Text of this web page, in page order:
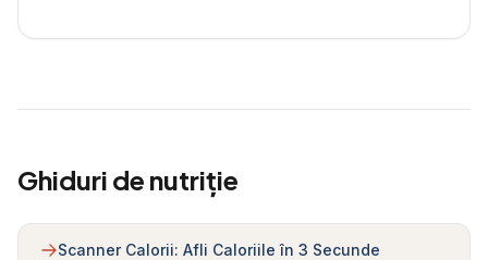
Ghiduri de nutriție
Scanner Calorii: Afli Caloriile în 3 Secunde